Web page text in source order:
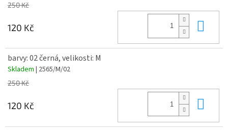
250 Kč
120 Kč
barvy: 02 černá, velikosti: M
Skladem | 2565/M/02
250 Kč
120 Kč